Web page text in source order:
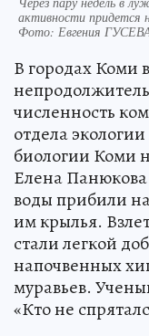
активности придется
Фото: Евгения
В городах Коми
численность
отдела
биологии Коми
Елена
воды прибили
им крылья.
стали легкой
напочвенных
муравьев.
«Кто не